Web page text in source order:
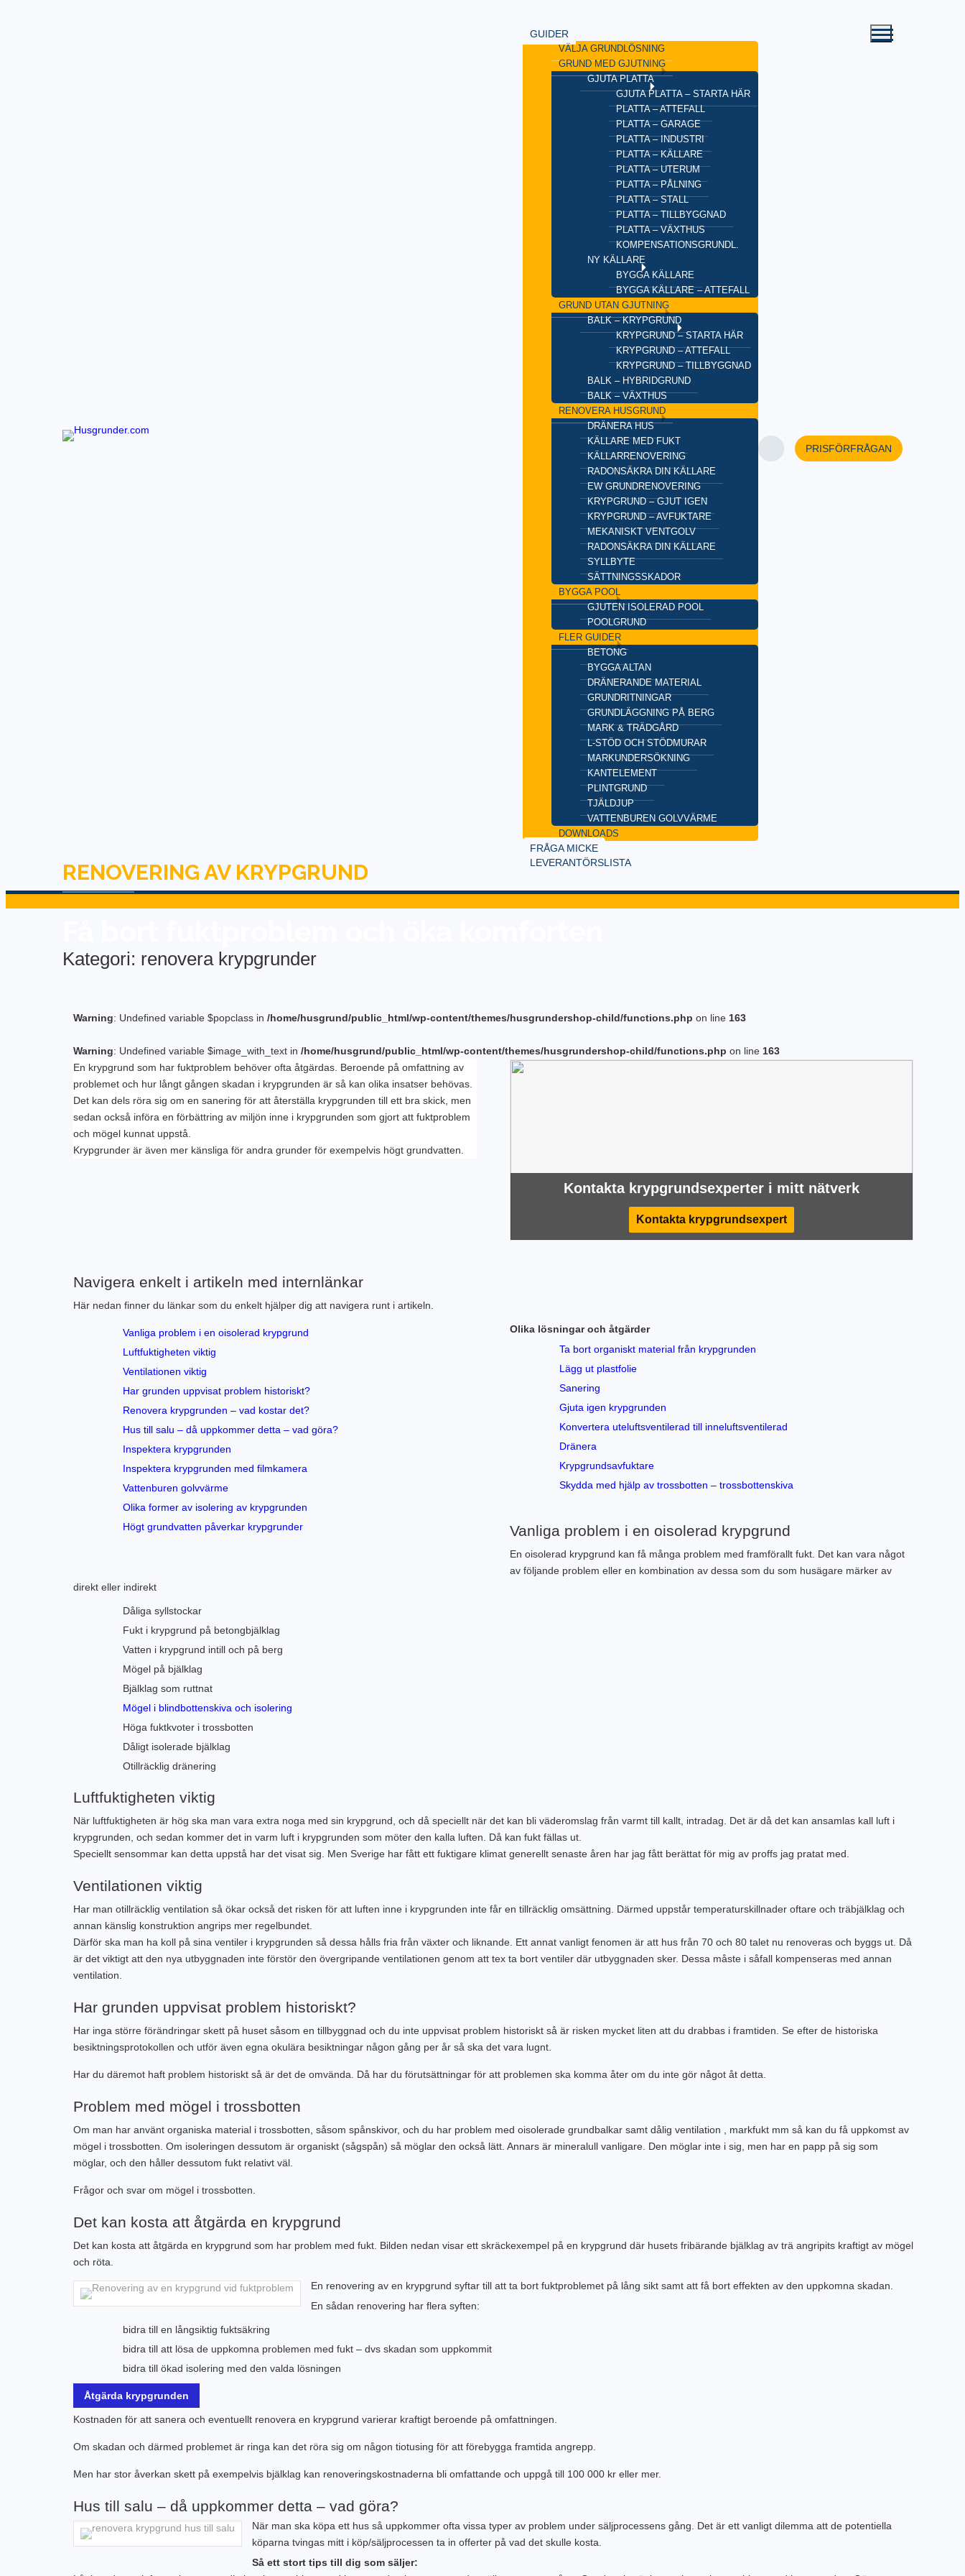
GUIDER
VÄLJA GRUNDLÖSNING
GRUND MED GJUTNING
GJUTA PLATTA
GJUTA PLATTA – STARTA HÄR
PLATTA – ATTEFALL
PLATTA – GARAGE
PLATTA – INDUSTRI
PLATTA – KÄLLARE
PLATTA – UTERUM
PLATTA – PÅLNING
PLATTA – STALL
PLATTA – TILLBYGGNAD
PLATTA – VÄXTHUS
KOMPENSATIONSGRUNDL.
NY KÄLLARE
BYGGA KÄLLARE
BYGGA KÄLLARE – ATTEFALL
GRUND UTAN GJUTNING
BALK – KRYPGRUND
KRYPGRUND – STARTA HÄR
KRYPGRUND – ATTEFALL
KRYPGRUND – TILLBYGGNAD
BALK – HYBRIDGRUND
BALK – VÄXTHUS
RENOVERA HUSGRUND
DRÄNERA HUS
KÄLLARE MED FUKT
KÄLLARRENOVERING
RADONSÄKRA DIN KÄLLARE
EW GRUNDRENOVERING
KRYPGRUND – GJUT IGEN
KRYPGRUND – AVFUKTARE
MEKANISKT VENTGOLV
RADONSÄKRA DIN KÄLLARE
SYLLBYTE
SÄTTNINGSSKADOR
BYGGA POOL
GJUTEN ISOLERAD POOL
POOLGRUND
FLER GUIDER
BETONG
BYGGA ALTAN
DRÄNERANDE MATERIAL
GRUNDRITNINGAR
GRUNDLÄGGNING PÅ BERG
MARK & TRÄDGÅRD
L-STÖD OCH STÖDMURAR
MARKUNDERSÖKNING
KANTELEMENT
PLINTGRUND
TJÄLDJUP
VATTENBUREN GOLVVÄRME
DOWNLOADS
FRÅGA MICKE
LEVERANTÖRSLISTA
PRISFÖRFRÅGAN
RENOVERING AV KRYPGRUND
Kategori: renovera krypgrunder
Warning: Undefined variable $popclass in /home/husgrund/public_html/wp-content/themes/husgrundershop-child/functions.php on line 163
Warning: Undefined variable $image_with_text in /home/husgrund/public_html/wp-content/themes/husgrundershop-child/functions.php on line 163
En krypgrund som har fuktproblem behöver ofta åtgärdas. Beroende på omfattning av
problemet och hur långt gången skadan i krypgrunden är så kan olika insatser behövas.
Det kan dels röra sig om en sanering för att återställa krypgrunden till ett bra skick, men
sedan också införa en förbättring av miljön inne i krypgrunden som gjort att fuktproblem
och mögel kunnat uppstå.
Krypgrunder är även mer känsliga för andra grunder för exempelvis högt grundvatten.
Kontakta krypgrundsexperter i mitt nätverk
Kontakta krypgrundsexpert
Navigera enkelt i artikeln med internlänkar
Här nedan finner du länkar som du enkelt hjälper dig att navigera runt i artikeln.
Vanliga problem i en oisolerad krypgrund
Luftfuktigheten viktig
Ventilationen viktig
Har grunden uppvisat problem historiskt?
Renovera krypgrunden – vad kostar det?
Hus till salu – då uppkommer detta – vad göra?
Inspektera krypgrunden
Inspektera krypgrunden med filmkamera
Vattenburen golvvärme
Olika former av isolering av krypgrunden
Högt grundvatten påverkar krypgrunder
Olika lösningar och åtgärder
Ta bort organiskt material från krypgrunden
Lägg ut plastfolie
Sanering
Gjuta igen krypgrunden
Konvertera uteluftsventilerad till inneluftsventilerad
Dränera
Krypgrundsavfuktare
Skydda med hjälp av trossbotten – trossbottenskiva
Vanliga problem i en oisolerad krypgrund
En oisolerad krypgrund kan få många problem med framförallt fukt. Det kan vara något
av följande problem eller en kombination av dessa som du som husägare märker av
direkt eller indirekt
Dåliga syllstockar
Fukt i krypgrund på betongbjälklag
Vatten i krypgrund intill och på berg
Mögel på bjälklag
Bjälklag som ruttnat
Mögel i blindbottenskiva och isolering
Höga fuktkvoter i trossbotten
Dåligt isolerade bjälklag
Otillräcklig dränering
Luftfuktigheten viktig
När luftfuktigheten är hög ska man vara extra noga med sin krypgrund, och då speciellt när det kan bli väderomslag från varmt till kallt, intradag. Det är då det kan ansamlas kall luft i
krypgrunden, och sedan kommer det in varm luft i krypgrunden som möter den kalla luften. Då kan fukt fällas ut.
Speciellt sensommar kan detta uppstå har det visat sig. Men Sverige har fått ett fuktigare klimat generellt senaste åren har jag fått berättat för mig av proffs jag pratat med.
Ventilationen viktig
Har man otillräcklig ventilation så ökar också det risken för att luften inne i krypgrunden inte får en tillräcklig omsättning. Därmed uppstår temperaturskillnader oftare och träbjälklag och
annan känslig konstruktion angrips mer regelbundet.
Därför ska man ha koll på sina ventiler i krypgrunden så dessa hålls fria från växter och liknande. Ett annat vanligt fenomen är att hus från 70 och 80 talet nu renoveras och byggs ut. Då
är det viktigt att den nya utbyggnaden inte förstör den övergripande ventilationen genom att tex ta bort ventiler där utbyggnaden sker. Dessa måste i såfall kompenseras med annan
ventilation.
Har grunden uppvisat problem historiskt?
Har inga större förändringar skett på huset såsom en tillbyggnad och du inte uppvisat problem historiskt så är risken mycket liten att du drabbas i framtiden. Se efter de historiska
besiktningsprotokollen och utför även egna okulära besiktningar någon gång per år så ska det vara lugnt.
Har du däremot haft problem historiskt så är det de omvända. Då har du förutsättningar för att problemen ska komma åter om du inte gör något åt detta.
Problem med mögel i trossbotten
Om man har använt organiska material i trossbotten, såsom spånskivor, och du har problem med oisolerade grundbalkar samt dålig ventilation , markfukt mm så kan du få uppkomst av
mögel i trossbotten. Om isoleringen dessutom är organiskt (sågspån) så möglar den också lätt. Annars är mineralull vanligare. Den möglar inte i sig, men har en papp på sig som
möglar, och den håller dessutom fukt relativt väl.
Frågor och svar om mögel i trossbotten.
Det kan kosta att åtgärda en krypgrund
Det kan kosta att åtgärda en krypgrund som har problem med fukt. Bilden nedan visar ett skräckexempel på en krypgrund där husets fribärande bjälklag av trä angripits kraftigt av mögel
och röta.
En renovering av en krypgrund syftar till att ta bort fuktproblemet på lång sikt samt att få bort effekten av den uppkomna skadan.
En sådan renovering har flera syften:
bidra till en långsiktig fuktsäkring
bidra till att lösa de uppkomna problemen med fukt – dvs skadan som uppkommit
bidra till ökad isolering med den valda lösningen
Åtgärda krypgrunden
Kostnaden för att sanera och eventuellt renovera en krypgrund varierar kraftigt beroende på omfattningen.
Om skadan och därmed problemet är ringa kan det röra sig om någon tiotusing för att förebygga framtida angrepp.
Men har stor åverkan skett på exempelvis bjälklag kan renoveringskostnaderna bli omfattande och uppgå till 100 000 kr eller mer.
Hus till salu – då uppkommer detta – vad göra?
När man ska köpa ett hus så uppkommer ofta vissa typer av problem under säljprocessens gång. Det är ett vanligt dilemma att de potentiella
köparna tvingas mitt i köp/säljprocessen ta in offerter på vad det skulle kosta.
Så ett stort tips till dig som säljer: